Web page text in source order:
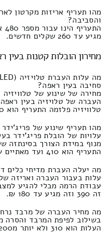
מהו תעריף אריזות מקרטון
והסביבה?
מגיע עד 260 שקלים חדשים.
מחירון הובלות קטנות בעין
סחיבה בעין ראפה?
העברה של טלויזיה בעין
טלוויזיה פלזמה התעריף הוא 300 שקלים ועד 180 שקלים.
מהו תעריף שינוע של
עלויות של הובלת פריג'ידר
מנוף במידת הצורך בסינתזה
התעריף הוא 410 ועד מאתיים שקלים.
מה יעלה העברת מדיחי כלים
עלות בעבור העברה ואריזה
עבודת הרמה מבלי להגיע
זה 390 וזה מגיע עד 180 ₪.
מה מחיר העברה של מרבד
בשילוב לפיפת המרבד והסרה
העלות הוא 310 ולא יותר מ200 ₪.